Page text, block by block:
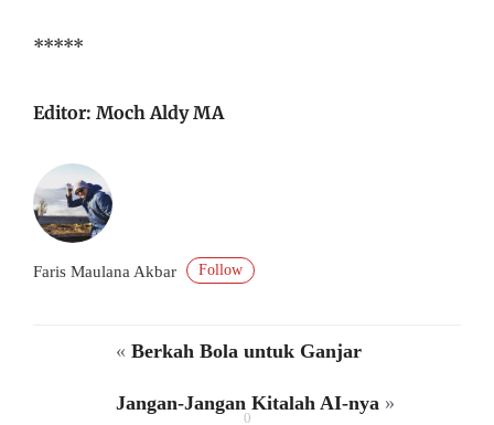
0
*****
Editor: Moch Aldy MA
Faris Maulana Akbar Follow
« Berkah Bola untuk Ganjar
Jangan-Jangan Kitalah AI-nya »